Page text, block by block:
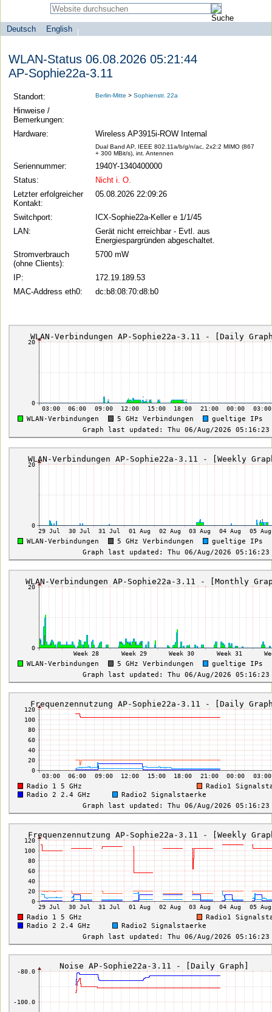
Sprachauswahl
Deutsch
English
search-menu
Universität
zu
Berlin
Computer-
und
WLAN-Status 06.08.2026 05:21:44
AP-Sophie22a-3.11
Standort: Berlin-Mitte >Sophienstr. 22a
Hinweise /
Bemerkungen:
Hardware:
Wireless AP3915i-ROW Internal
Dual Band AP, IEEE 802.11a/b/g/n/ac, 2x2:2 MIMO (867
+ 300 MBit/s), int. Antennen
Seriennummer:
1940Y-1340400000
Status:
Nicht i. O.
Letzter erfolgreicher
Kontakt:
05.08.2026 22:09:26
Switchport:
ICX-Sophie22a-Keller e 1/1/45
LAN:
Gerät nicht erreichbar - Evtl. aus
Energiespargründen abgeschaltet.
Stromverbrauch
(ohne Clients):
5700 mW
IP:
172.19.189.53
MAC-Address eth0:
dc:b8:08:70:d8:b0